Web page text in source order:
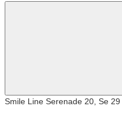
Smile Line Serenade 20, Se